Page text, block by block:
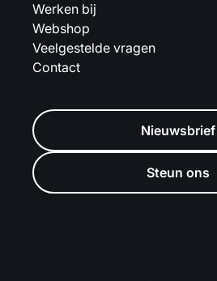
Werken bij
Webshop
Veelgestelde vragen
Contact
Nieuwsbrief
Steun ons